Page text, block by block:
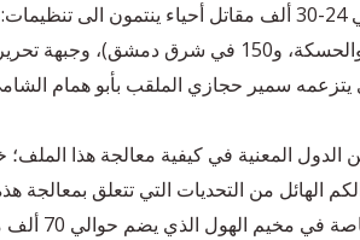
بداية الحرب في هذا البلد بقي الآن حوالي 24-30 ألف مقاتل أحياء
الدول المعنية في كيفية معالجة هذا
الهائل من التحديات التي تتعلق بمعالجة
مشكلة